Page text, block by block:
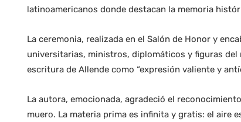
latinoamericanos donde destacan la memoria
La ceremonia, realizada en el Salón de Honor y
universitarias, ministros, diplomáticos y figuras
escritura de Allende como “expresión valiente y
La autora, emocionada, agradeció el
muero. La materia prima es infinita y gratis: el aire